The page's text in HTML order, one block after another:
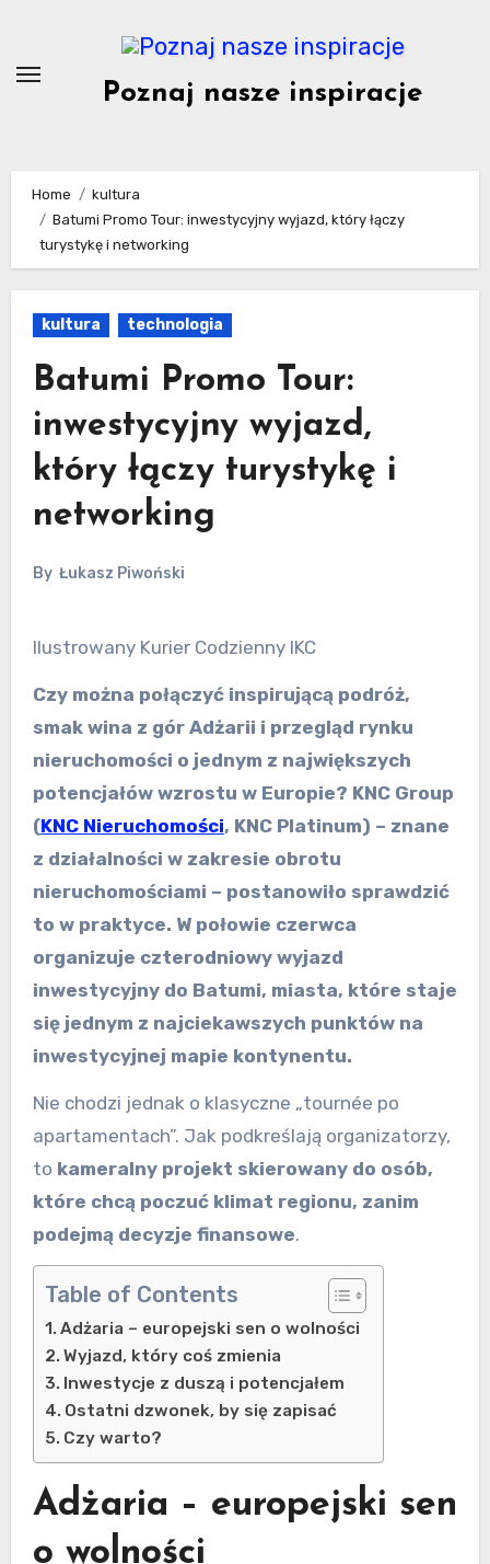
content
Poznaj nasze inspiracje
Home
kultura
Batumi Promo Tour: inwestycyjny wyjazd, który łączy
turystykę i networking
kultura technologia
Batumi Promo Tour:
inwestycyjny wyjazd,
który łączy turystykę i
networking
By Łukasz Piwoński
Ilustrowany Kurier Codzienny IKC
Czy można połączyć inspirującą podróż,
smak wina z gór Adżarii i przegląd rynku
nieruchomości o jednym z największych
potencjałów wzrostu w Europie? KNC Group
(KNC Nieruchomości, KNC Platinum) – znane
z działalności w zakresie obrotu
nieruchomościami – postanowiło sprawdzić
to w praktyce. W połowie czerwca
organizuje czterodniowy wyjazd
inwestycyjny do Batumi, miasta, które staje
się jednym z najciekawszych punktów na
inwestycyjnej mapie kontynentu.
Nie chodzi jednak o klasyczne „tournée po
apartamentach”. Jak podkreślają organizatorzy,
to kameralny projekt skierowany do osób,
które chcą poczuć klimat regionu, zanim
podejmą decyzje finansowe.
Table of Contents
Adżaria – europejski sen o wolności
Wyjazd, który coś zmienia
Inwestycje z duszą i potencjałem
Ostatni dzwonek, by się zapisać
Czy warto?
Adżaria – europejski sen
o wolności